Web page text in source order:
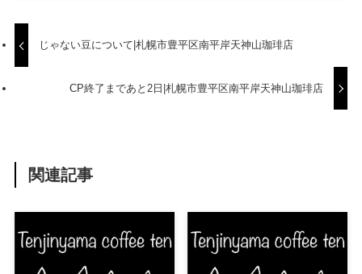
じゃない豆について|札幌市豊平区南平岸天神山珈琲店
CP終了まであと2日|札幌市豊平区南平岸天神山珈琲店
関連記事